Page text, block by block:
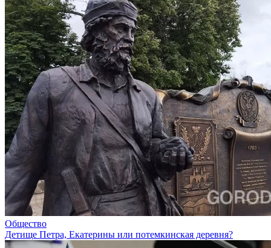
Общество
Детище Петра, Екатерины или потемкинская деревня?